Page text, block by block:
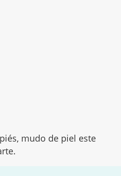
mudo de piel este